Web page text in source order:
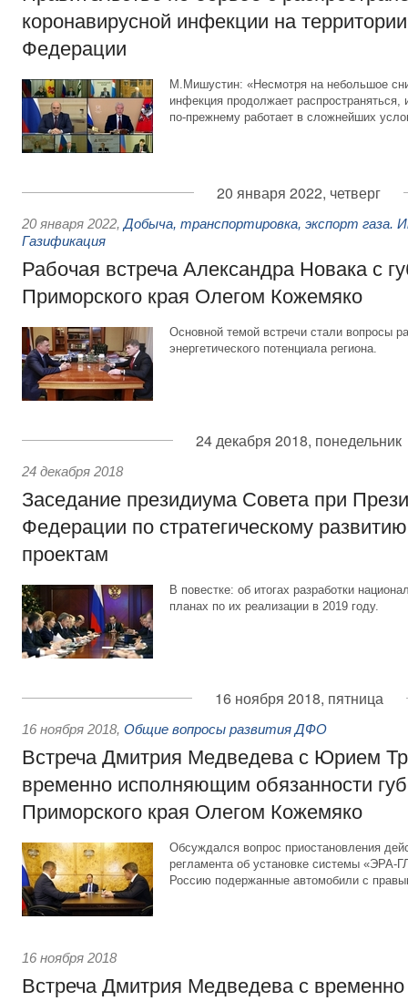
коронавирусной инфекции на
Федерации
М.Мишустин: «Несмотря на небольшое
инфекция продолжает распространяться,
по-прежнему работает в сложнейших
20 января 2022, четверг
20 января 2022, Добыча, транспортировка, экспорт газа.
Газификация
Рабочая встреча Александра Новака с
Приморского края Олегом Кожемяко
Основной темой встречи стали вопросы
энергетического потенциала региона.
24 декабря 2018, понедельник
24 декабря 2018
Заседание президиума Совета при
Федерации по стратегическому
проектам
В повестке: об итогах разработки
планах по их реализации в 2019 году.
16 ноября 2018, пятница
16 ноября 2018, Общие вопросы развития ДФО
Встреча Дмитрия Медведева с Юрием
временно исполняющим обязанности
Приморского края Олегом Кожемяко
Обсуждался вопрос приостановления
регламента об установке системы
Россию подержанные автомобили с
16 ноября 2018
Встреча Дмитрия Медведева с